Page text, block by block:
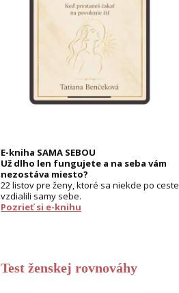
E-kniha SAMA SEBOU
Už dlho len fungujete a na seba vám
nezostáva miesto?
22 listov pre ženy, ktoré sa niekde po ceste
vzdialili samy sebe.
Pozrieť si e-knihu
Test ženskej rovnováhy